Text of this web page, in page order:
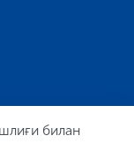
билан